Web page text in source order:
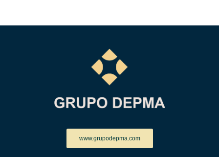
www.grupodepma.com